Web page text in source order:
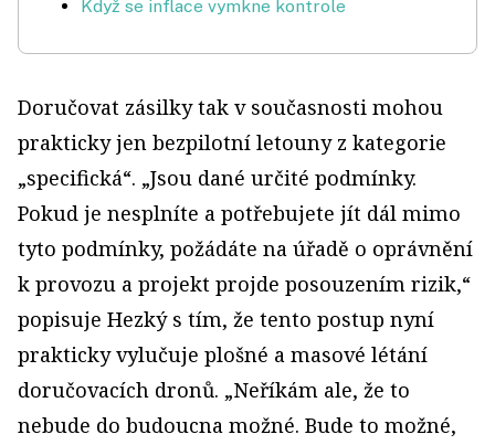
Když se inflace vymkne kontrole
Doručovat zásilky tak v současnosti mohou
prakticky jen bezpilotní letouny z kategorie
„specifická“. „Jsou dané určité podmínky.
Pokud je nesplníte a potřebujete jít dál mimo
tyto podmínky, požádáte na úřadě o oprávnění
k provozu a projekt projde posouzením rizik,“
popisuje Hezký s tím, že tento postup nyní
prakticky vylučuje plošné a masové létání
doručovacích dronů. „Neříkám ale, že to
nebude do budoucna možné. Bude to možné,